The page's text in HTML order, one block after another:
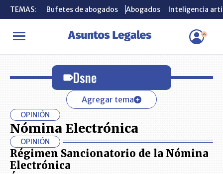
TEMAS: Bufetes de abogados Abogados Inteligencia
INICIO Dsne
TEMAS: Bufetes de abogados Abogados Inteligencia
Dsne
Agregar tema
OPINIÓN
Nómina Electrónica
OPINIÓN
Régimen Sancionatorio de la Nómina
Electrónica